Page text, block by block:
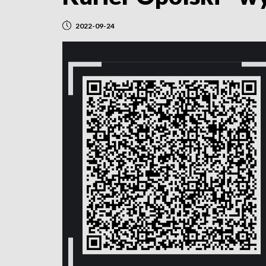
2022-09-24